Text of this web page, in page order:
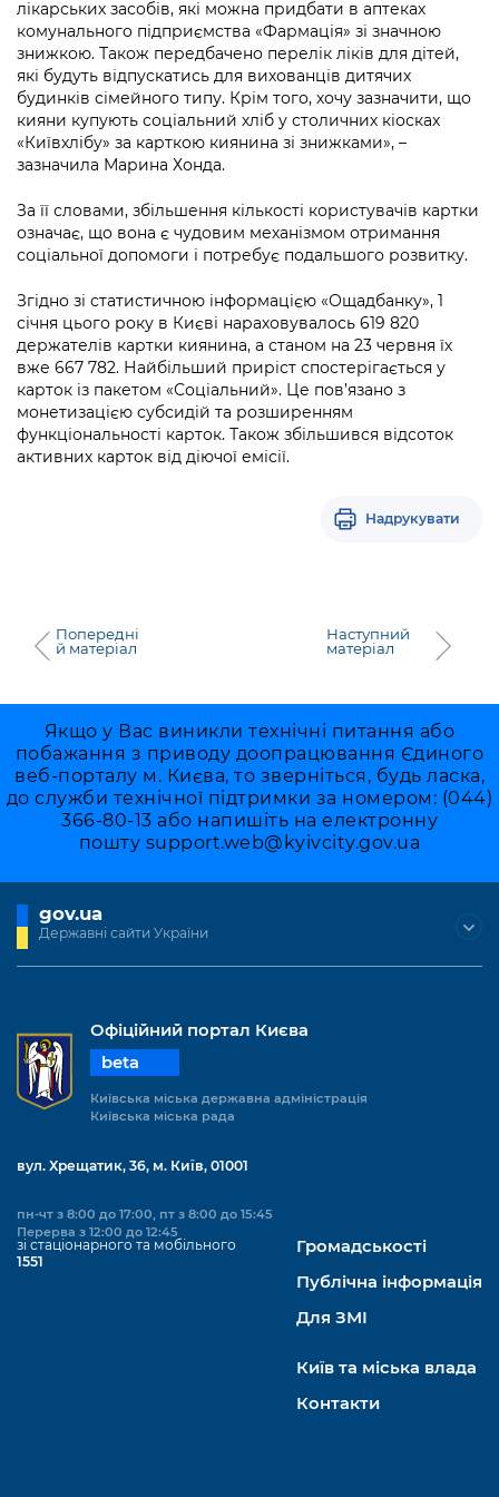
Підприємства, установи, організації
Kyiv International Relations
Річні звіти
Гендерна політика
Київська міська військова адміністрація
Портал Захисників та Захисниць
Безбар'єрність
Портал послуг
Міський застосунок Київ Цифровий
Важливе під час воєнного стану
Уряд» – місцевий рівень»
Важливе під час воєнного стану
Про відкриті дані
Портал даних Києва
Публічні дашборди
лікарських засобів, які можна придбати в аптеках
комунального підприємства «Фармація» зі значною
знижкою. Також передбачено перелік ліків для дітей,
які будуть відпускатись для вихованців дитячих
будинків сімейного типу. Крім того, хочу зазначити, що
кияни купують соціальний хліб у столичних кіосках
«Київхлібу» за карткою киянина зі знижками», –
зазначила Марина Хонда.
За її словами, збільшення кількості користувачів картки
означає, що вона є чудовим механізмом отримання
соціальної допомоги і потребує подальшого розвитку.
Згідно зі статистичною інформацією «Ощадбанку», 1
січня цього року в Києві нараховувалось 619 820
держателів картки киянина, а станом на 23 червня їх
вже 667 782. Найбільший приріст спостерігається у
карток із пакетом «Соціальний». Це пов’язано з
монетизацією субсидій та розширенням
функціональності карток. Також збільшився відсоток
активних карток від діючої емісії.
Надрукувати
Попередні
й матеріал
Наступний
матеріал
Якщо у Вас виникли технічні питання або
побажання з приводу доопрацювання Єдиного
веб-порталу м. Києва, то зверніться, будь ласка,
до служби технічної підтримки за номером: (044)
366-80-13 або напишіть на електронну
пошту support.web@kyivcity.gov.ua
gov.ua
Державні сайти України
Офіційний портал Києва
beta
Київська міська державна адміністрація
Київська міська рада
вул. Хрещатик, 36, м. Київ, 01001
пн-чт з 8:00 до 17:00, пт з 8:00 до 15:45
Перерва з 12:00 до 12:45
зі стаціонарного та мобільного
1551
Громадськості
Публічна інформація
Для ЗМІ
Київ та міська влада
Контакти